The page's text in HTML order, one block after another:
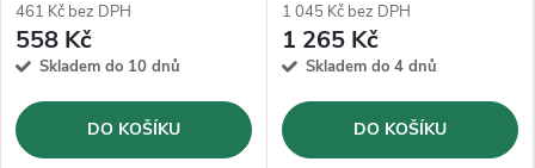
461 Kč bez DPH
558 Kč
Skladem do 10 dnů
DO KOŠÍKU
1 045 Kč bez DPH
1 265 Kč
Skladem do 4 dnů
DO KOŠÍKU